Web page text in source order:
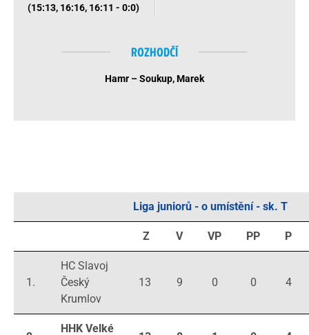
(15:13, 16:16, 16:11 - 0:0)
ROZHODČÍ
Hamr – Soukup, Marek
Liga juniorů - o umístění - sk. T
Z V VP PP P
1.
HC Slavoj
Český
Krumlov
13 9 0 0 4
HHK Velké